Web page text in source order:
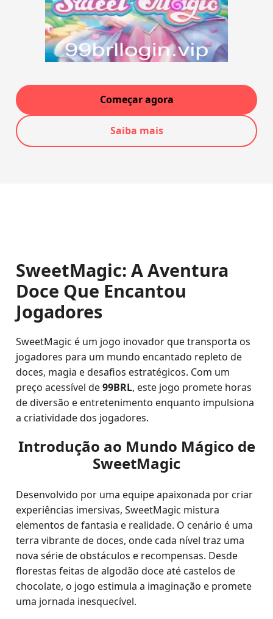
Começar agora
Saiba mais
SweetMagic: A Aventura
Doce Que Encantou
Jogadores
SweetMagic é um jogo inovador que transporta os
jogadores para um mundo encantado repleto de
doces, magia e desafios estratégicos. Com um
preço acessível de99BRL, este jogo promete horas
de diversão e entretenimento enquanto impulsiona
a criatividade dos jogadores.
Introdução ao Mundo Mágico de
SweetMagic
Desenvolvido por uma equipe apaixonada por criar
experiências imersivas, SweetMagic mistura
elementos de fantasia e realidade. O cenário é uma
terra vibrante de doces, onde cada nível traz uma
nova série de obstáculos e recompensas. Desde
florestas feitas de algodão doce até castelos de
chocolate, o jogo estimula a imaginação e promete
uma jornada inesquecível.